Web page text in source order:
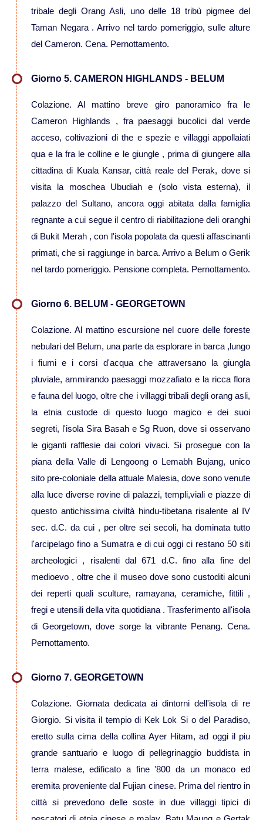
Viaggi in Tajikistan
Viaggi in Cina
Viaggi in Giappone
Viaggi in India
Viaggi in Laos
Viaggi in Turchia
Viaggi in Vietnam
Caucaso
Viaggi in Armenia e Georgia
Centro America
Viaggi in Costa Rica
Viaggi in Cuba
Viaggi in Guatemala
Viaggi in Messico
Viaggi in Nicaragua
Europa
Viaggi in Norvegia Lapponia e nord
Europa
Medio Oriente
Viaggi in Arabia Saudita
tribale degli Orang Asli, uno delle 18 tribù pigmee del
Taman Negara . Arrivo nel tardo pomeriggio, sulle alture
del Cameron. Cena. Pernottamento.
Giorno 5. CAMERON HIGHLANDS - BELUM
Colazione. Al mattino breve giro panoramico fra le
Cameron Highlands , fra paesaggi bucolici dal verde
acceso, coltivazioni di the e spezie e villaggi appollaiati
qua e la fra le colline e le giungle , prima di giungere alla
cittadina di Kuala Kansar, città reale del Perak, dove si
visita la moschea Ubudiah e (solo vista esterna), il
palazzo del Sultano, ancora oggi abitata dalla famiglia
regnante a cui segue il centro di riabilitazione deli oranghi
di Bukit Merah , con l'isola popolata da questi affascinanti
primati, che si raggiunge in barca. Arrivo a Belum o Gerik
nel tardo pomeriggio. Pensione completa. Pernottamento.
Giorno 6. BELUM - GEORGETOWN
Colazione. Al mattino escursione nel cuore delle foreste
nebulari del Belum, una parte da esplorare in barca ,lungo
i fiumi e i corsi d'acqua che attraversano la giungla
pluviale, ammirando paesaggi mozzafiato e la ricca flora
e fauna del luogo, oltre che i villaggi tribali degli orang asli,
la etnia custode di questo luogo magico e dei suoi
segreti, l'isola Sira Basah e Sg Ruon, dove si osservano
le giganti rafflesie dai colori vivaci. Si prosegue con la
piana della Valle di Lengoong o Lemabh Bujang, unico
sito pre-coloniale della attuale Malesia, dove sono venute
alla luce diverse rovine di palazzi, templi,viali e piazze di
questo antichissima civiltà hindu-tibetana risalente al IV
sec. d.C. da cui , per oltre sei secoli, ha dominata tutto
l'arcipelago fino a Sumatra e di cui oggi ci restano 50 siti
archeologici , risalenti dal 671 d.C. fino alla fine del
medioevo , oltre che il museo dove sono custoditi alcuni
dei reperti quali sculture, ramayana, ceramiche, fittili ,
fregi e utensili della vita quotidiana . Trasferimento all'isola
di Georgetown, dove sorge la vibrante Penang. Cena.
Pernottamento.
Giorno 7. GEORGETOWN
Colazione. Giornata dedicata ai dintorni dell'isola di re
Giorgio. Si visita il tempio di Kek Lok Si o del Paradiso,
eretto sulla cima della collina Ayer Hitam, ad oggi il piu
grande santuario e luogo di pellegrinaggio buddista in
terra malese, edificato a fine '800 da un monaco ed
eremita proveniente dal Fujian cinese. Prima del rientro in
città si prevedono delle soste in due villaggi tipici di